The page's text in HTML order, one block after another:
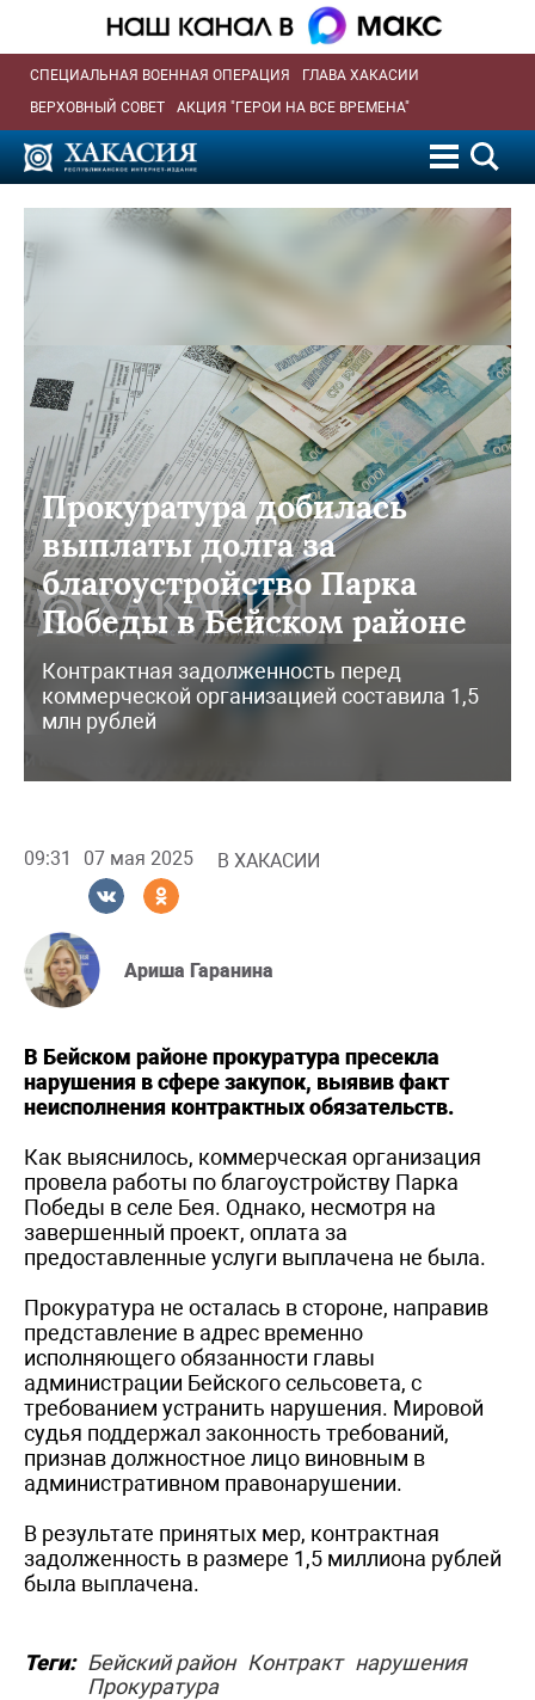
СПЕЦИАЛЬНАЯ ВОЕННАЯ ОПЕРАЦИЯ
ГЛАВА ХАКАСИИ
ВЕРХОВНЫЙ СОВЕТ
АКЦИЯ "ГЕРОИ НА ВСЕ ВРЕМЕНА"
Прокуратура добилась
выплаты долга за
благоустройство Парка
Победы в Бейском районе
Контрактная задолженность перед
коммерческой организацией составила 1,5
млн рублей
09:31 07 мая 2025 В ХАКАСИИ
Ариша Гаранина
В Бейском районе прокуратура пресекла
нарушения в сфере закупок, выявив факт
неисполнения контрактных обязательств.
Как выяснилось, коммерческая организация
провела работы по благоустройству Парка
Победы в селе Бея. Однако, несмотря на
завершенный проект, оплата за
предоставленные услуги выплачена не была.
Прокуратура не осталась в стороне, направив
представление в адрес временно
исполняющего обязанности главы
администрации Бейского сельсовета, с
требованием устранить нарушения. Мировой
судья поддержал законность требований,
признав должностное лицо виновным в
административном правонарушении.
В результате принятых мер, контрактная
задолженность в размере 1,5 миллиона рублей
была выплачена.
Теги: Бейский район Контракт нарушения
Прокуратура